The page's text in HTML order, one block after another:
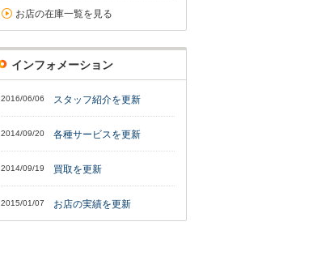
お店の在庫一覧を見る
インフォメーション
2016/06/06 スタッフ紹介を更新
2014/09/20 各種サービスを更新
2014/09/19 買取を更新
2015/01/07 お店の実績を更新